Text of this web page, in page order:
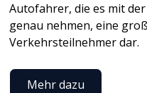
Autofahrer, die es mit
genau nehmen, eine
Verkehrsteilnehmer dar.
Mehr dazu